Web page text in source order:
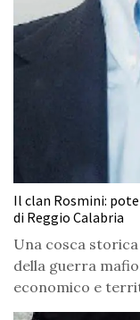
Il clan Rosmini:
di Reggio Calabria
Una cosca
della guerra
economico e